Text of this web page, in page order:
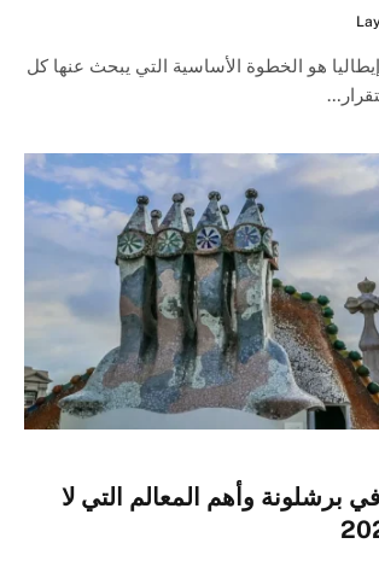
هو الخطوة الأساسية التي يبحث عنها كل
برشلونة وأهم المعالم التي لا